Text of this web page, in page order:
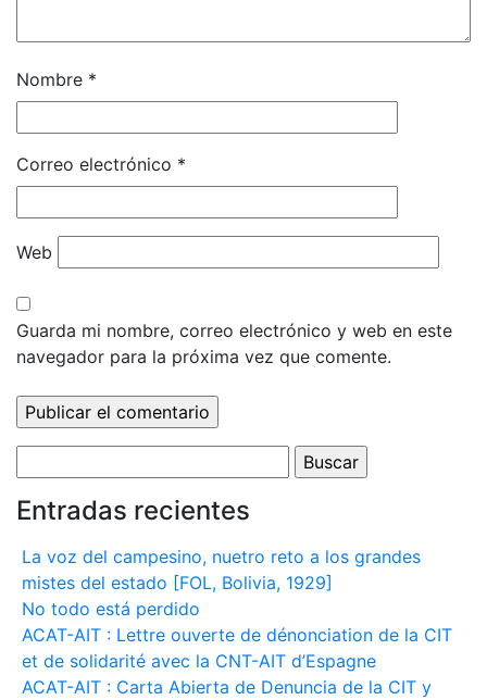
Nombre *
Correo electrónico *
Web
Guarda mi nombre, correo electrónico y web en este
navegador para la próxima vez que comente.
Entradas recientes
La voz del campesino, nuetro reto a los grandes
mistes del estado [FOL, Bolivia, 1929]
No todo está perdido
ACAT-AIT : Lettre ouverte de dénonciation de la CIT
et de solidarité avec la CNT-AIT d’Espagne
ACAT-AIT : Carta Abierta de Denuncia de la CIT y